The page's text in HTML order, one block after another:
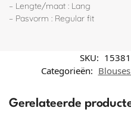
– Lengte/maat : Lang
– Pasvorm : Regular fit
SKU:
Categorieën:
Gerelateerde